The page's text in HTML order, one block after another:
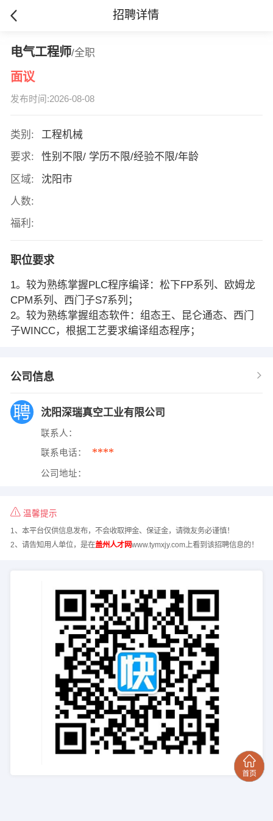
招聘详情
电气工程师/全职
面议
发布时间:2026-08-08
类别:
工程机械
要求:
性别不限/ 学历不限/经验不限/年龄
区域:
沈阳市
人数:
福利:
职位要求
1。较为熟练掌握PLC程序编译：松下FP系列、欧姆龙
CPM系列、西门子S7系列；
2。较为熟练掌握组态软件：组态王、昆仑通态、西门
子WINCC，根据工艺要求编译组态程序；
公司信息
沈阳深瑞真空工业有限公司
联系人：
联系电话： ****
公司地址：
温馨提示
1、本平台仅供信息发布，不会收取押金、保证金，请微友务必谨慎！
2、请告知用人单位，是在盖州人才网www.tymxjy.com上看到该招聘信息的！